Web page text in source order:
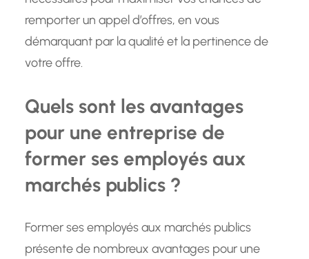
remporter un appel d’offres, en vous
démarquant par la qualité et la pertinence de
votre offre.
Quels sont les avantages
pour une entreprise de
former ses employés aux
marchés publics ?
Former ses employés aux marchés publics
présente de nombreux avantages pour une